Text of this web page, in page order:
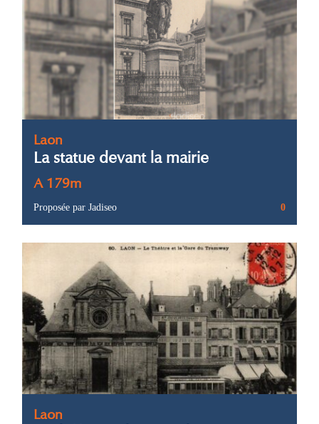
Laon
La statue devant la mairie
A 179m
Proposée par Jadiseo 0
Laon